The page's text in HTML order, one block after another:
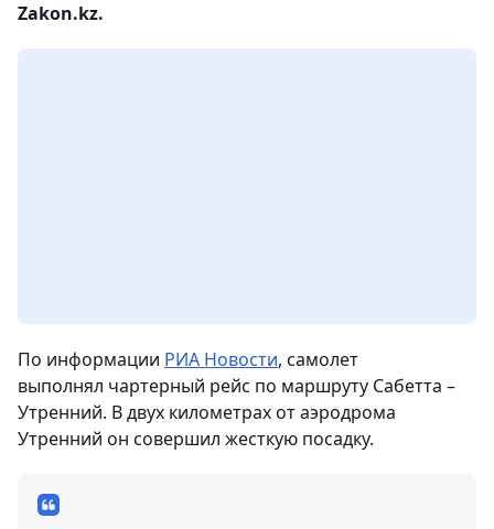
Zakon.kz.
По информации РИА Новости, самолет
выполнял чартерный рейс по маршруту Сабетта –
Утренний. В двух километрах от аэродрома
Утренний он совершил жесткую посадку.